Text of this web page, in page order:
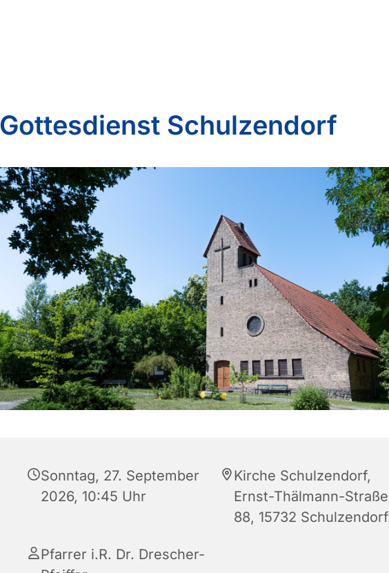
Gottesdienst Schulzendorf
Sonntag, 27. September
2026, 10:45 Uhr
Kirche Schulzendorf,
Ernst-Thälmann-Straße
88, 15732 Schulzendorf
Pfarrer i.R. Dr. Drescher-